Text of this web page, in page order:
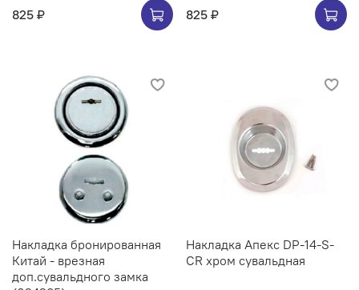
825 ₽
825 ₽
Накладка бронированная
Китай - врезная
доп.сувальдного замка
Накладка Апекс DP-14-S-
CR хром сувальдная